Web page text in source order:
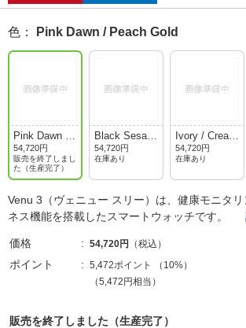
色 ： Pink Dawn / Peach Gold
Pink Dawn /
Peach Gold
54,720円
販売を終了しまし
た（生産完了）
Black Sesam
e / Slate
54,720円
在庫あり
Ivory / Cream
Gold
54,720円
在庫あり
Venu 3（ヴェニュー スリー）は、健康モニタ
ネス機能を搭載したスマートウォッチです。
価格 54,720円 （税込）
ポイント 5,472ポイント （ 10%）
（5,472円相当）
販売を終了しました（生産完了）